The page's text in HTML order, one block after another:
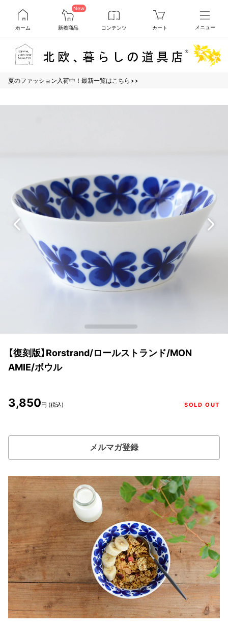
ホーム
New
新着商品 コンテンツ カート メニュー
夏のファッション入荷中！最新一覧はこちら>>
【復刻版】Rorstrand/ロールストランド/MON
AMIE/ボウル
3,850円 (税込) SOLD OUT
メルマガ登録